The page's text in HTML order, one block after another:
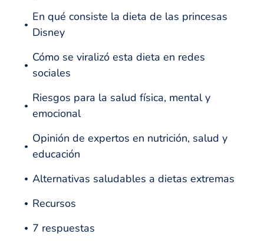
En qué consiste la dieta de las princesas
Disney
Cómo se viralizó esta dieta en redes
sociales
Riesgos para la salud física, mental y
emocional
Opinión de expertos en nutrición, salud y
educación
Alternativas saludables a dietas extremas
Recursos
7 respuestas